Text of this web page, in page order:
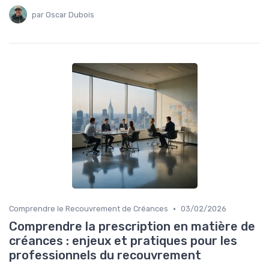
par Oscar Dubois
Comprendre le Recouvrement de Créances • 03/02/2026
Comprendre la prescription en matière de
créances : enjeux et pratiques pour les
professionnels du recouvrement